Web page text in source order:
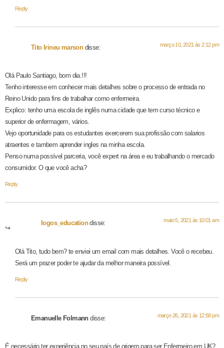
Reply
Tito Irineu marson disse: março 10, 2021 às 2:12 pm
Olá Paulo Santiago, bom dia.!!!
Tenho interesse em conhecer mais detalhes sobre o processo de entrada no
Reino Unido para fins de trabalhar como enfermeira.
Explico: tenho uma escola de inglês numa cidade que tem curso técnico e
superior de enfermagem, vários.
Vejo oportunidade para os estudantes exercerem sua profissão com salarios
atraentes e tambem aprender ingles na minha escola.
Penso numa possível parceria, você expert na área e eu trabalhando o mercado
consumidor. O que você acha?
Reply
logos_education disse: maio 5, 2021 às 10:01 am
Olá Tito, tudo bem? te enviei um email com mais detalhes. Você o recebeu.
Será um prazer poder te ajudar da melhor maneira possível.
Reply
Emanuelle Folmann disse: março 26, 2021 às 12:58 pm
É necessário ter experiência no seu país de origem para ser Enfermeiro em UK?